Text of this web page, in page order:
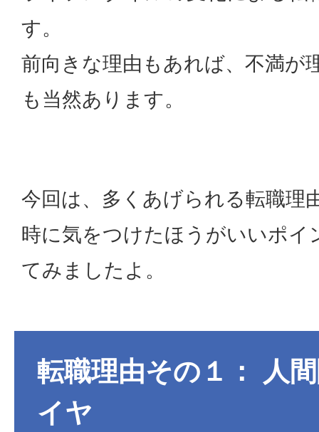
す。
前向きな理由もあれば、不満が
も当然あります。
今回は、多くあげられる転職理
時に気をつけたほうがいいポイ
てみましたよ。
転職理由その１： 人
イヤ